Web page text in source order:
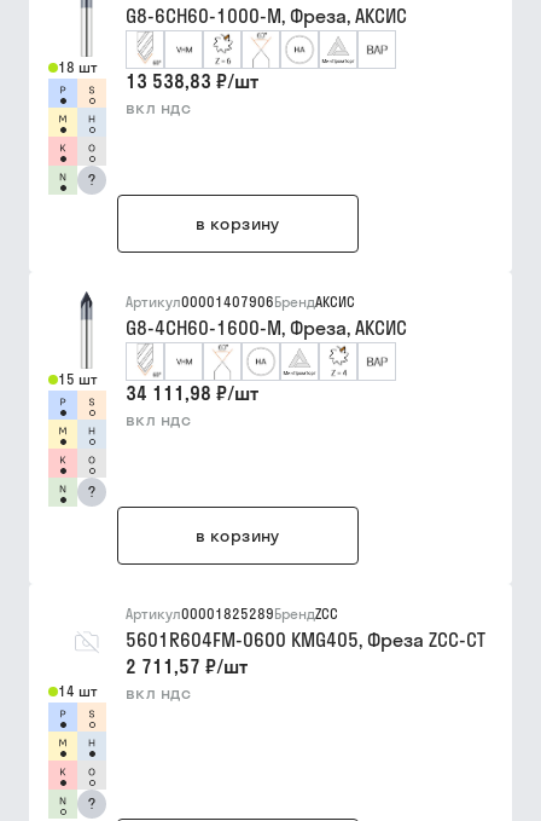
18 шт
?
G8-6CH60-1000-M, Фреза, АКСИС
13 538,83 ₽/шт
вкл ндс
в корзину
15 шт
?
Артикул00001407906БрендАКСИС
G8-4CH60-1600-M, Фреза, АКСИС
34 111,98 ₽/шт
вкл ндс
в корзину
14 шт
?
Артикул00001825289БрендZCC
5601R604FM-0600 KMG405, Фреза ZCC-CT
2 711,57 ₽/шт
вкл ндс